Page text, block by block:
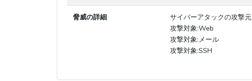
脅威の詳細
サイバーアタックの攻撃元
攻撃対象:Web
攻撃対象:メール
攻撃対象:SSH